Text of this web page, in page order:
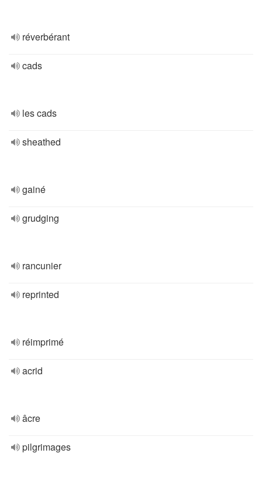
réverbérant
cads
les cads
sheathed
gainé
grudging
rancunier
reprinted
réimprimé
acrid
âcre
pilgrimages